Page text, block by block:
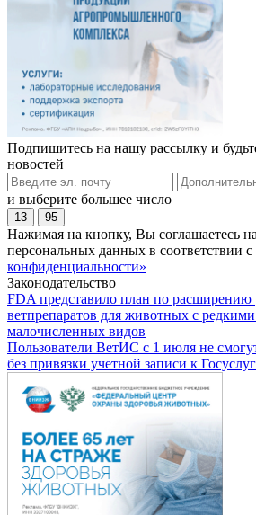
Подпишитесь на нашу рассылку и
новостей
и выберите большее число
13 95
Нажимая на кнопку, Вы соглашаетесь
персональных данных в соответствии с
конфиденциальности»
Законодательство
FDA представило план по расширению
ветпрепаратов для животных с
малочисленных видов
Пользователи ВетИС с 1 июля не
без привязки учетной записи к